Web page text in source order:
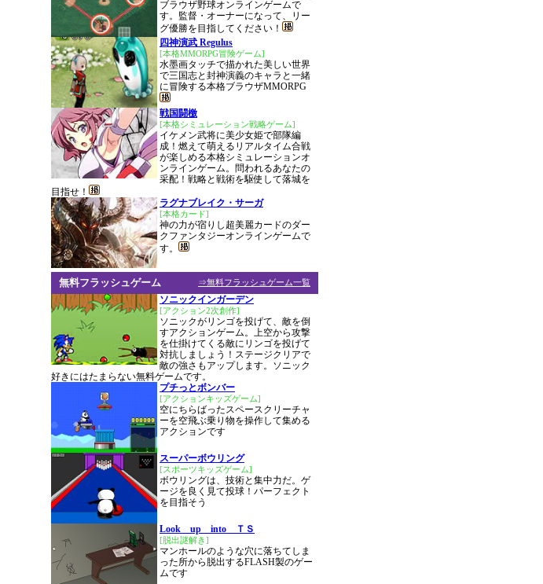
ブラウザ野球オンラインゲームで
す。監督・オーナーになって、リー
グ優勝を目指してください！
四神演武 Regulus
[本格MMORPG冒険ゲーム]
水墨画タッチで描かれた美しい世界
で三国志と封神演義のキャラと一緒
に冒険する本格ブラウザMMORPG
戦国闘檄
[本格シミュレーション戦略ゲーム]
イケメン武将に美少女姫で部隊編
成！燃えて萌えるリアルタイム合戦
が楽しめる本格シミュレーションオ
ンラインゲーム。問われるあなたの
采配！戦略と戦術を駆使して落城を
目指せ！
ラグナブレイク・サーガ
[本格カード]
神の力が宿りし超美麗カードのダー
クファンタジーオンラインゲームで
す。
⇒無料フラッシュゲーム一覧
無料フラッシュゲーム
ソニックインガーデン
[アクション2次創作]
ソニックがリンゴを投げて、敵を倒
すアクションゲーム。上空から攻撃
を仕掛けてくる敵にリンゴを投げて
対抗しましょう！ステージクリアで
敵の強さもアップします。ソニック
好きにはたまらない無料ゲームです。
プチっとボンバー
[アクションキッズゲーム]
空にちらばったスペースクリーチャ
ーを空飛ぶ乗り物を操作して集める
アクションです
スーパーボウリング
[スポーツキッズゲーム]
ボウリングは、技術と集中力だ。ゲ
ージを良く見て投球！パーフェクト
を目指そう
Look up into ＴＳ
[脱出謎解き]
マンホールのような穴に落ちてしま
った所から脱出するFLASH製のゲー
ムです